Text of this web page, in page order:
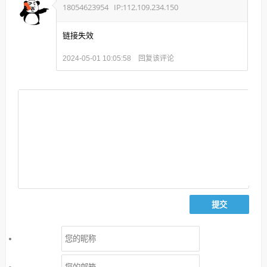
18054623954 IP:112.109.234.150
链接失效
2024-05-01 10:05:58 回复该评论